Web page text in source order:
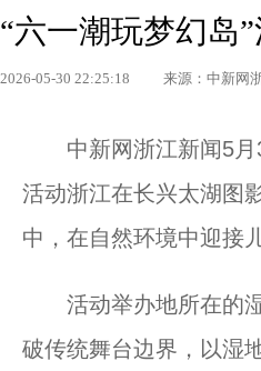
“六一潮玩梦幻岛
2026-05-30 22:25:18 来源：中新网
中新网浙江新闻5月
活动浙江在长兴太湖图
中，在自然环境中迎接
活动举办地所在的湿
破传统舞台边界，以湿